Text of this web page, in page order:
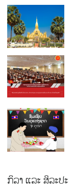
ກິລາ ແລະ ສິລະປະ